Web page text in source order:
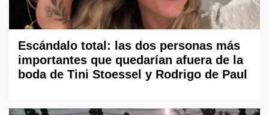
Escándalo total: las dos personas más
importantes que quedarían afuera de la
boda de Tini Stoessel y Rodrigo de Paul